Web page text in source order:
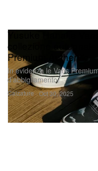
Calzature
Yusuke Hanai e
collezione
Premium Authentic
In evidenza le Vans
d’abbigliamento.
Oct 30, 2025